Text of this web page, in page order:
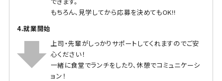
もちろん、見学してから応募を決めてもOK!!
4.就業開始
上司・先輩がしっかりサポートしてくれますのでご安
心ください！
一緒に食堂でランチをしたり、休憩でコミュニケーシ
ョン！